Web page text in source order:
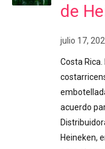
de
julio 17,
Costa
acuerdo
Heineken,